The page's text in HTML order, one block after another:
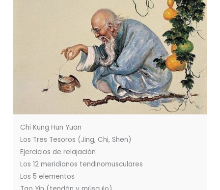
Chi Kung Hun Yuan
Los Tres Tesoros (Jing, Chi, Shen)
Ejercicios de relajación
Los 12 meridianos tendinomusculares
Los 5 elementos